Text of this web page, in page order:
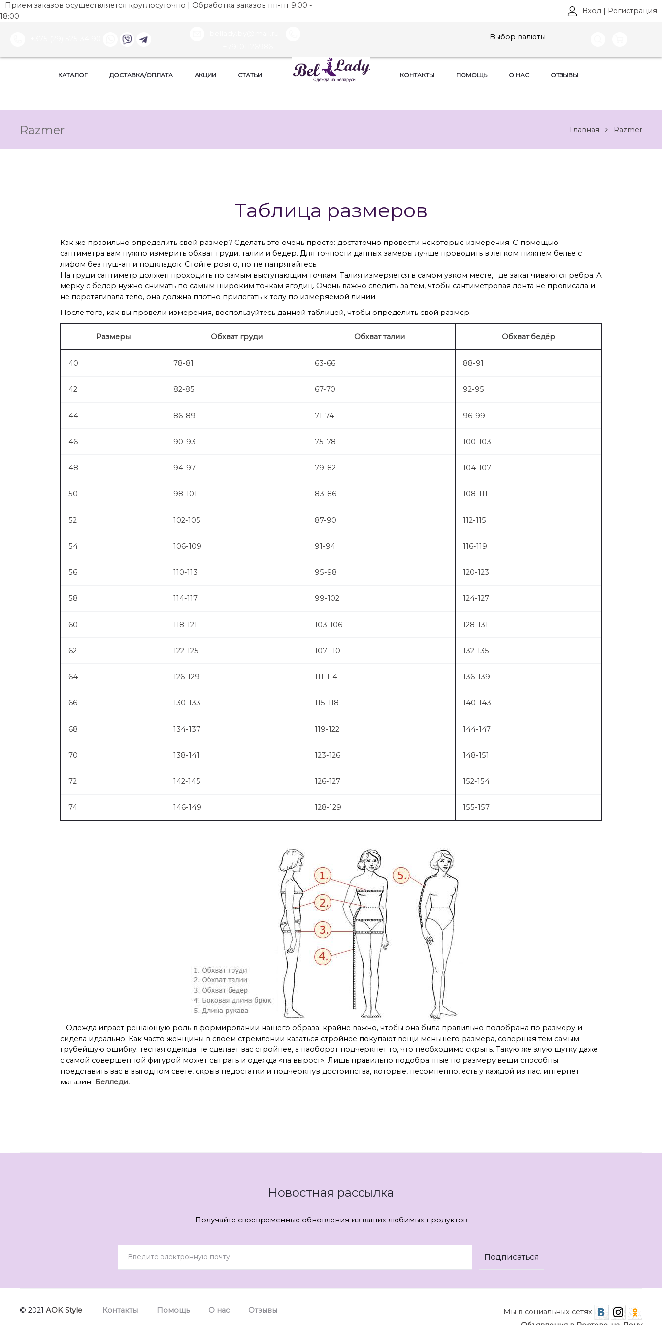
Прием заказов осуществляется круглосуточно | Обработка заказов пн-пт 9:00 -
18:00
Вход | Регистрация
Выбор валюты
КАТАЛОГ ДОСТАВКА/ОПЛАТА АКЦИИ СТАТЬИ КОНТАКТЫ ПОМОЩЬ О НАС ОТЗЫВЫ
Razmer Главная Razmer
Таблица размеров
Как же правильно определить свой размер? Сделать это очень просто: достаточно провести некоторые измерения. С помощью
сантиметра вам нужно измерить обхват груди, талии и бедер. Для точности данных замеры лучше проводить в легком нижнем белье с
лифом без пуш-ап и подкладок. Стойте ровно, но не напрягайтесь.
На груди сантиметр должен проходить по самым выступающим точкам. Талия измеряется в самом узком месте, где заканчиваются ребра. А
мерку с бедер нужно снимать по самым широким точкам ягодиц. Очень важно следить за тем, чтобы сантиметровая лента не провисала и
не перетягивала тело, она должна плотно прилегать к телу по измеряемой линии.
После того, как вы провели измерения, воспользуйтесь данной таблицей, чтобы определить свой размер.
Размеры Обхват груди Обхват талии Обхват бедёр
40 78-81 63-66 88-91
42 82-85 67-70 92-95
44 86-89 71-74 96-99
46 90-93 75-78 100-103
48 94-97 79-82 104-107
50 98-101 83-86 108-111
52 102-105 87-90 112-115
54 106-109 91-94 116-119
56 110-113 95-98 120-123
58 114-117 99-102 124-127
60 118-121 103-106 128-131
62 122-125 107-110 132-135
64 126-129 111-114 136-139
66 130-133 115-118 140-143
68 134-137 119-122 144-147
70 138-141 123-126 148-151
72 142-145 126-127 152-154
74 146-149 128-129 155-157
Одежда играет решающую роль в формировании нашего образа: крайне важно, чтобы она была правильно подобрана по размеру и
сидела идеально. Как часто женщины в своем стремлении казаться стройнее покупают вещи меньшего размера, совершая тем самым
грубейшую ошибку: тесная одежда не сделает вас стройнее, а наоборот подчеркнет то, что необходимо скрыть. Такую же злую шутку даже
с самой совершенной фигурой может сыграть и одежда «на вырост». Лишь правильно подобранные по размеру вещи способны
представить вас в выгодном свете, скрыв недостатки и подчеркнув достоинства, которые, несомненно, есть у каждой из нас. интернет
магазин
Белледи.
Новостная рассылка
Получайте своевременные обновления из ваших любимых продуктов
© 2021 AOK Style Контакты Помощь О нас Отзывы
Мы в социальных сетях